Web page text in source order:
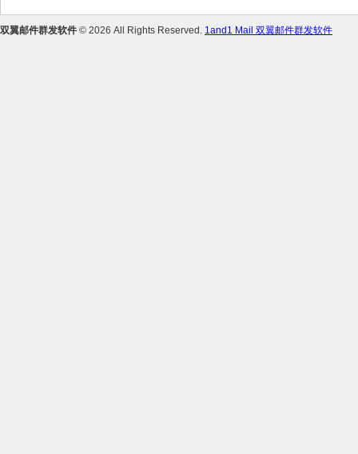
双翼邮件群发软件 © 2026 All Rights Reserved. 1and1 Mail 双翼邮件群发软件